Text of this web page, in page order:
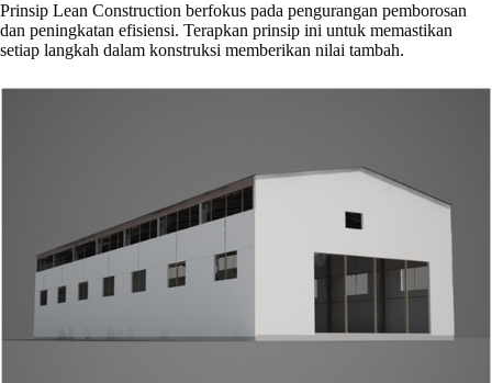
Prinsip Lean Construction berfokus pada pengurangan pemborosan
dan peningkatan efisiensi. Terapkan prinsip ini untuk memastikan
setiap langkah dalam konstruksi memberikan nilai tambah.